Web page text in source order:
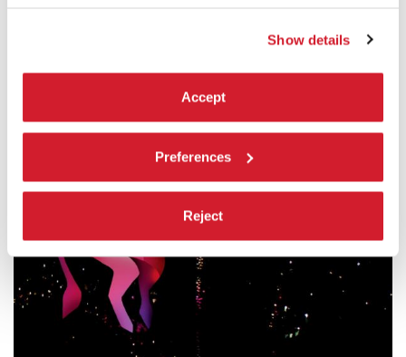
Show details
Accept
Preferences
Reject